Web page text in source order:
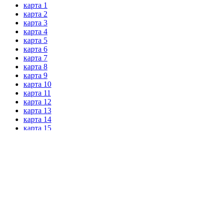
карта 1
карта 2
карта 3
карта 4
карта 5
карта 6
карта 7
карта 8
карта 9
карта 10
карта 11
карта 12
карта 13
карта 14
карта 15